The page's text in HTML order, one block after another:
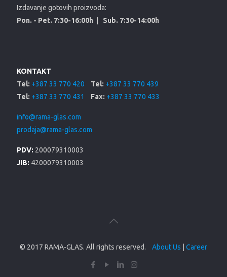
Izdavanje gotovih proizvoda:
Pon. - Pet. 7:30-16:00h
Sub. 7:30-14:00h
KONTAKT
Tel: +387 33 770 420 Tel: +387 33 770 439
Tel: +387 33 770 431 Fax: +387 33 770 433
info@rama-glas.com
prodaja@rama-glas.com
PDV: 200079310003
JIB: 4200079310003
© 2017 RAMA-GLAS. All rights reserved. About Us Career